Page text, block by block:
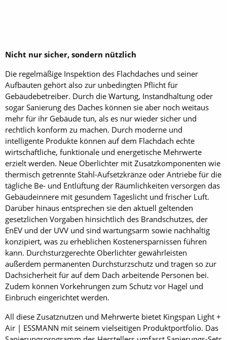
Nicht nur sicher, sondern nützlich
Die regelmäßige Inspektion des Flachdaches und seiner
Aufbauten gehört also zur unbedingten Pflicht für
Gebäudebetreiber. Durch die Wartung, Instandhaltung oder
sogar Sanierung des Daches können sie aber noch weitaus
mehr für ihr Gebäude tun, als es nur wieder sicher und
rechtlich konform zu machen. Durch moderne und
intelligente Produkte können auf dem Flachdach echte
wirtschaftliche, funktionale und energetische Mehrwerte
erzielt werden. Neue Oberlichter mit Zusatzkomponenten wie
thermisch getrennte Stahl-Aufsetzkränze oder Antriebe für die
tägliche Be- und Entlüftung der Räumlichkeiten versorgen das
Gebäudeinnere mit gesundem Tageslicht und frischer Luft.
Darüber hinaus entsprechen sie den aktuell geltenden
gesetzlichen Vorgaben hinsichtlich des Brandschutzes, der
EnEV und der UVV und sind wartungsarm sowie nachhaltig
konzipiert, was zu erheblichen Kostenersparnissen führen
kann. Durchsturzgerechte Oberlichter gewährleisten
außerdem permanenten Durchsturzschutz und tragen so zur
Dachsicherheit für auf dem Dach arbeitende Personen bei.
Zudem können Vorkehrungen zum Schutz vor Hagel und
Einbruch eingerichtet werden.
All diese Zusatznutzen und Mehrwerte bietet Kingspan Light +
Air | ESSMANN mit seinem vielseitigen Produktportfolio. Das